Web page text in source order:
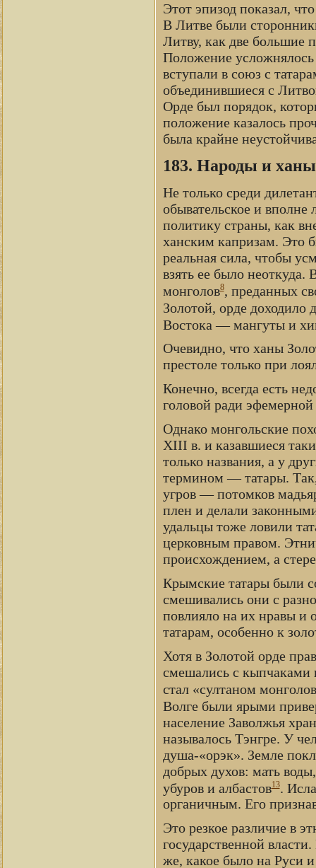
Этот эпизод показал,
В Литве были
Литву, как две большие
Положение
вступали в союз с
объединившиеся с
Орде был порядок,
положение казалось
была крайне
183. Народы и ханы
Не только среди
обывательское и
политику страны, как
ханским капризам. Это
реальная сила, чтобы
взять ее было
монголов8, преданных
Золотой, орде доходило
Востока — мангуты и
Очевидно, что ханы
престоле только при
Конечно, всегда есть
головой ради
Однако монгольские
XIII в. и казавшиеся
только названия, а у
термином — татары.
угров — потомков
плен и делали
удальцы тоже ловили
церковным правом.
происхождением, а
Крымские татары были
смешивались они с
повлияло на их нравы и
татарам, особенно к
Хотя в Золотой орде
смешались с кыпчаками
стал «султаном
Волге были ярыми
население Заволжья
называлось Тэнгре. У
душа-«орэк». Земле
добрых духов: мать
убуров и албастов13.
органичным. Его
Это резкое различие в
государственной
же, какое было на Руси